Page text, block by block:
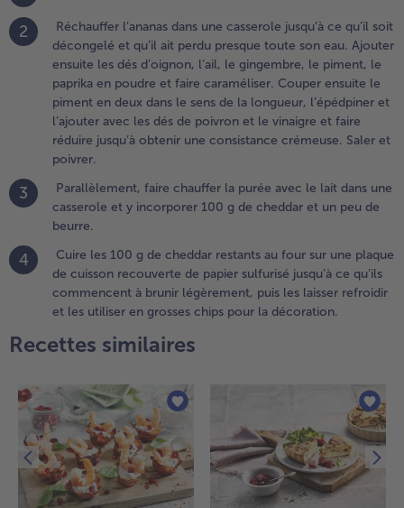
chauffer
purée avec
casserole
g de
et un
de beurre.
les 100
cheddar
sur une
papier
ce
2
Réchauffer l’ananas dans une casserole jusqu’à ce qu’il soit
décongelé et qu’il ait perdu presque toute son eau. Ajouter
ensuite les dés d’oignon, l’ail, le gingembre, le piment, le
paprika en poudre et faire caraméliser. Couper ensuite le
piment en deux dans le sens de la longueur, l’épédpiner et
l’ajouter avec les dés de poivron et le vinaigre et faire
réduire jusqu’à obtenir une consistance crémeuse. Saler et
poivrer.
3
Parallèlement, faire chauffer la purée avec le lait dans une
casserole et y incorporer 100 g de cheddar et un peu de
beurre.
4
Cuire les 100 g de cheddar restants au four sur une plaque
de cuisson recouverte de papier sulfurisé jusqu’à ce qu’ils
commencent à brunir légèrement, puis les laisser refroidir
et les utiliser en grosses chips pour la décoration.
Recettes similaires